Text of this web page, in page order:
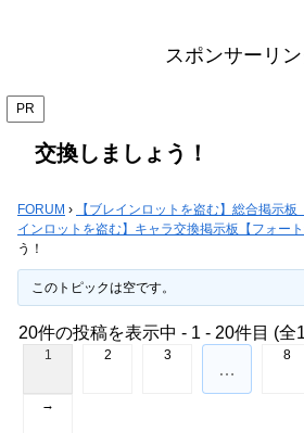
スポンサーリン
PR
交換しましょう！
FORUM › 【ブレインロットを盗む】総合掲示板
インロットを盗む】キャラ交換掲示板【フォート
う！
このトピックは空です。
20件の投稿を表示中 - 1 - 20件目 (全
1 2 3
…
8
→